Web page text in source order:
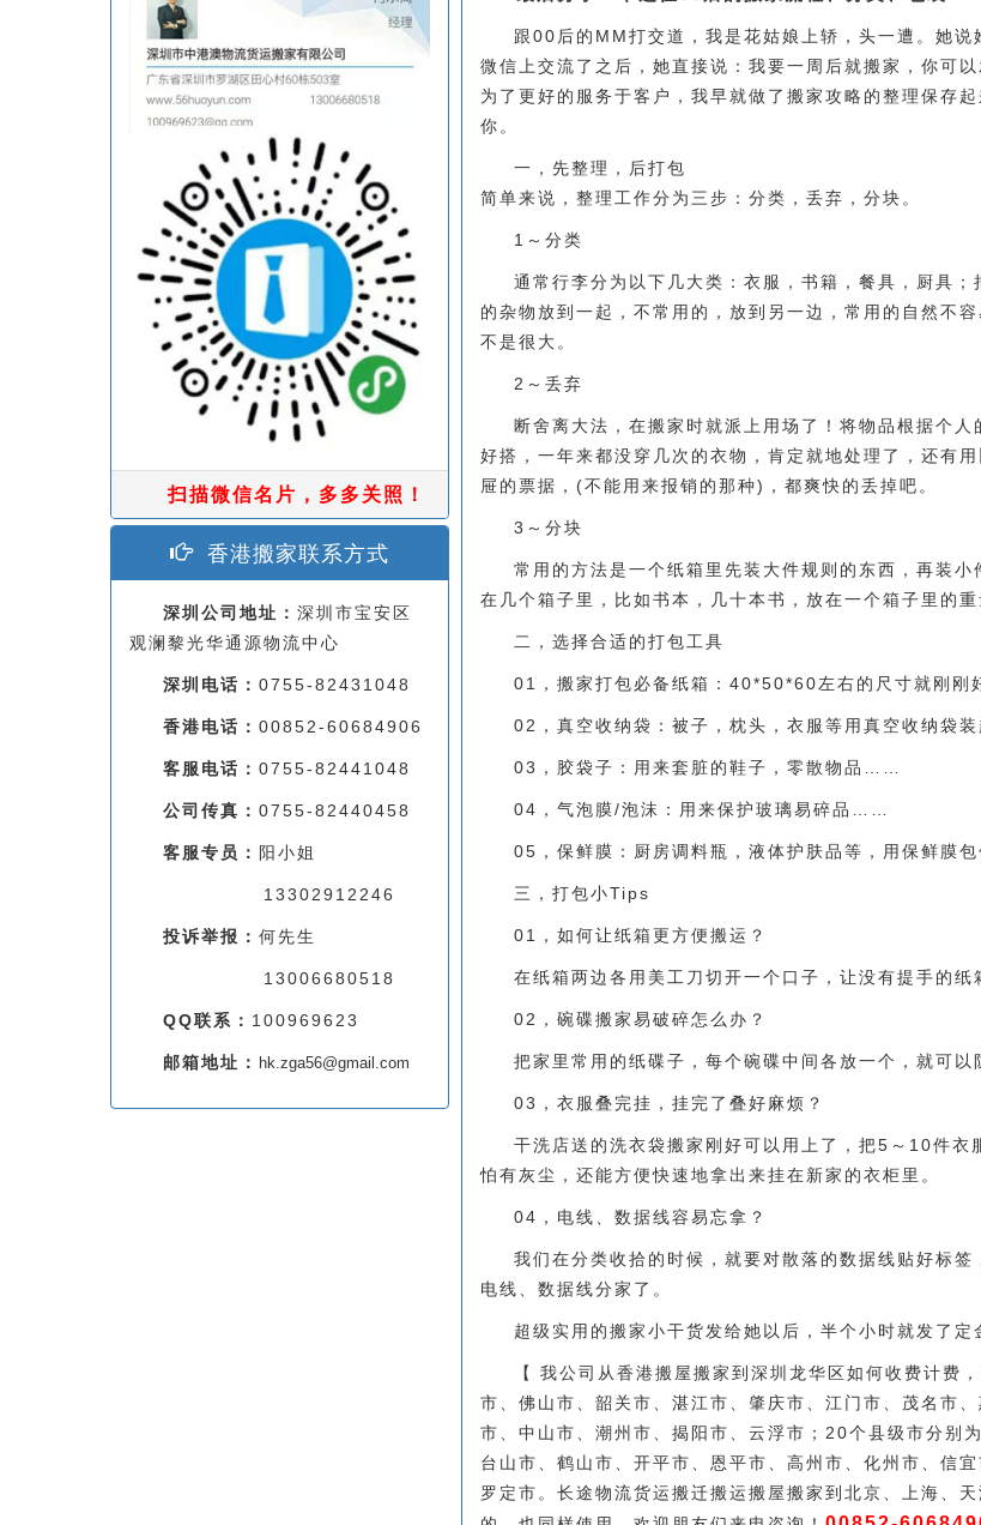
扫描微信名片，多多关照！
香港搬家联系方式
深圳公司地址： 深圳市宝安区
观澜黎光华通源物流中心
深圳电话： 0755-82431048
香港电话： 00852-60684906
客服电话： 0755-82441048
公司传真： 0755-82440458
客服专员： 阳小姐
13302912246
投诉举报： 何先生
13006680518
QQ联系： 100969623
邮箱地址： hk.zga56@gmail.com
跟00后的MM打交道，我是花姑娘上轿，头一遭。她
微信上交流了之后，她直接说：我要一周后就搬家，你可
为了更好的服务于客户，我早就做了搬家攻略的整理保
你。
一，先整理，后打包
简单来说，整理工作分为三步：分类，丢弃，分块。
1～分类
通常行李分为以下几大类：衣服，书籍，餐具，厨具
的杂物放到一起，不常用的，放到另一边，常用的自然不
不是很大。
2～丢弃
断舍离大法，在搬家时就派上用场了！将物品根据个
好搭，一年来都没穿几次的衣物，肯定就地处理了，还有
屉的票据，(不能用来报销的那种)，都爽快的丢掉吧。
3～分块
常用的方法是一个纸箱里先装大件规则的东西，再装
在几个箱子里，比如书本，几十本书，放在一个箱子里的重
二，选择合适的打包工具
01，搬家打包必备纸箱：40*50*60左右的尺寸就刚刚
02，真空收纳袋：被子，枕头，衣服等用真空收纳袋装
03，胶袋子：用来套脏的鞋子，零散物品……
04，气泡膜/泡沫：用来保护玻璃易碎品……
05，保鲜膜：厨房调料瓶，液体护肤品等，用保鲜膜
三，打包小Tips
01，如何让纸箱更方便搬运？
在纸箱两边各用美工刀切开一个口子，让没有提手的纸
02，碗碟搬家易破碎怎么办？
把家里常用的纸碟子，每个碗碟中间各放一个，就可
03，衣服叠完挂，挂完了叠好麻烦？
干洗店送的洗衣袋搬家刚好可以用上了，把5～10件
怕有灰尘，还能方便快速地拿出来挂在新家的衣柜里。
04，电线、数据线容易忘拿？
我们在分类收拾的时候，就要对散落的数据线贴好标
电线、数据线分家了。
超级实用的搬家小干货发给她以后，半个小时就发了
【 我公司从香港搬屋搬家到深圳龙华区如何收费计费
市、佛山市、韶关市、湛江市、肇庆市、江门市、茂名市
市、中山市、潮州市、揭阳市、云浮市；20个县级市分别
台山市、鹤山市、开平市、恩平市、高州市、化州市、信
罗定市。长途物流货运搬迁搬运搬屋搬家到北京、上海、